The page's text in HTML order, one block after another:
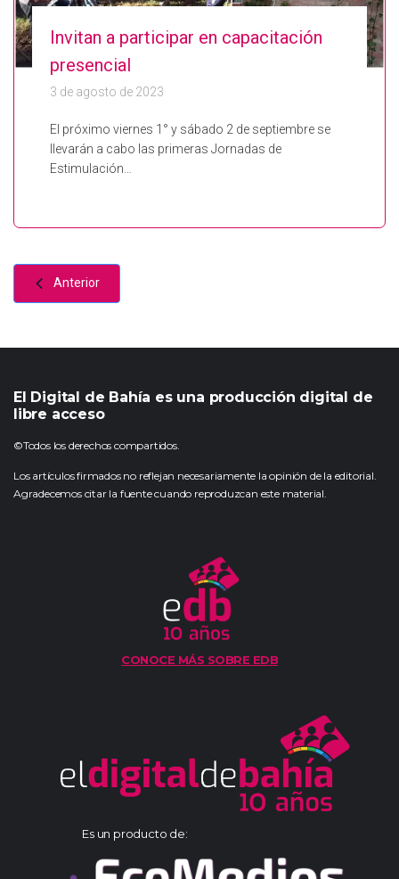
Invitan a participar en capacitación
presencial
3 de agosto de 2023
El próximo viernes 1° y sábado 2 de septiembre se
llevarán a cabo las primeras Jornadas de
Estimulación…
Anterior
El Digital de Bahía es una producción digital de
libre acceso
©Todos los derechos compartidos.
Los artículos firmados no reflejan necesariamente la opinión de la editorial.
Agradecemos citar la fuente cuando reproduzcan este material.
CONOCE MÁS SOBRE EDB
Es un producto de: